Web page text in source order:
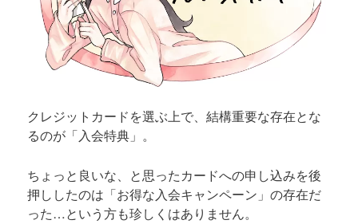
クレジットカードを選ぶ上で、結構重要な存在とな
るのが「入会特典」。
ちょっと良いな、と思ったカードへの申し込みを後
押ししたのは「お得な入会キャンペーン」の存在だ
った…という方も珍しくはありません。